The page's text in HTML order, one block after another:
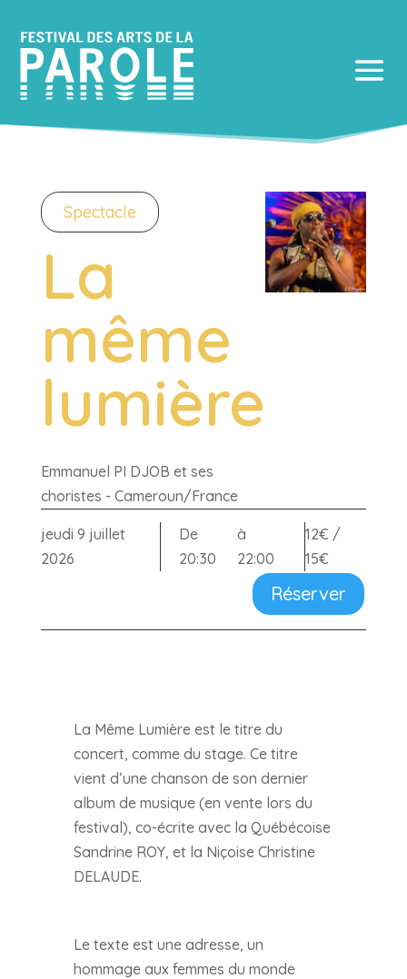
Spectacle
La
même
lumière
Emmanuel PI DJOB et ses
choristes - Cameroun/France
jeudi 9 juillet
2026
De
20:30
à
22:00
12€ /
15€
Réserver
La Même Lumière est le titre du
concert, comme du stage. Ce titre
vient d’une chanson de son dernier
album de musique (en vente lors du
festival), co-écrite avec la Québécoise
Sandrine ROY, et la Niçoise Christine
DELAUDE.
Le texte est une adresse, un
hommage aux femmes du monde